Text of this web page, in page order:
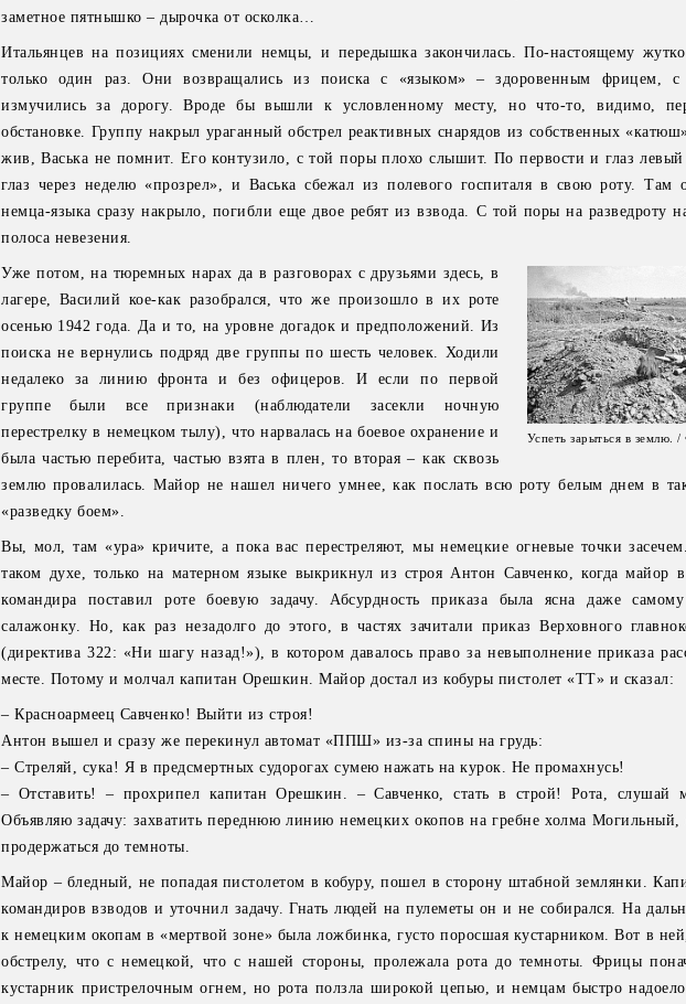
заметное пятнышко – дырочка от осколка…
Итальянцев на позициях сменили немцы, и передышка закончилась. По-настоящему
только один раз. Они возвращались из поиска с «языком» – здоровенным фрицем, с
измучились за дорогу. Вроде бы вышли к условленному месту, но что-то, видимо,
обстановке. Группу накрыл ураганный обстрел реактивных снарядов из собственных
жив, Васька не помнит. Его контузило, с той поры плохо слышит. По первости и глаз
глаз через неделю «прозрел», и Васька сбежал из полевого госпиталя в свою роту. Там
немца-языка сразу накрыло, погибли еще двое ребят из взвода. С той поры на разведроту
полоса невезения.
Успеть зарыться в
Уже потом, на тюремных нарах да в разговорах с друзьями здесь, в
лагере, Василий кое-как разобрался, что же произошло в их роте
осенью 1942 года. Да и то, на уровне догадок и предположений. Из
поиска не вернулись подряд две группы по шесть человек. Ходили
недалеко за линию фронта и без офицеров. И если по первой
группе были все признаки (наблюдатели засекли ночную
перестрелку в немецком тылу), что нарвалась на боевое охранение и
была частью перебита, частью взята в плен, то вторая – как сквозь
землю провалилась. Майор не нашел ничего умнее, как послать всю роту белым днем в
«разведку боем».
Вы, мол, там «ура» кричите, а пока вас перестреляют, мы немецкие огневые точки
таком духе, только на матерном языке выкрикнул из строя Антон Савченко, когда майор в
командира поставил роте боевую задачу. Абсурдность приказа была ясна даже
салажонку. Но, как раз незадолго до этого, в частях зачитали приказ Верховного
(директива 322: «Ни шагу назад!»), в котором давалось право за невыполнение приказа
месте. Потому и молчал капитан Орешкин. Майор достал из кобуры пистолет «ТТ» и сказал:
– Красноармеец Савченко! Выйти из строя!
Антон вышел и сразу же перекинул автомат «ППШ» из-за спины на грудь:
– Стреляй, сука! Я в предсмертных судорогах сумею нажать на курок. Не промахнусь!
– Отставить! – прохрипел капитан Орешкин. – Савченко, стать в строй! Рота, слушай
Объявляю задачу: захватить переднюю линию немецких окопов на гребне холма Могильный,
продержаться до темноты.
Майор – бледный, не попадая пистолетом в кобуру, пошел в сторону штабной землянки.
командиров взводов и уточнил задачу. Гнать людей на пулеметы он и не собирался. На
к немецким окопам в «мертвой зоне» была ложбинка, густо поросшая кустарником. Вот в
обстрелу, что с немецкой, что с нашей стороны, пролежала рота до темноты. Фрицы
кустарник пристрелочным огнем, но рота ползла широкой цепью, и немцам быстро